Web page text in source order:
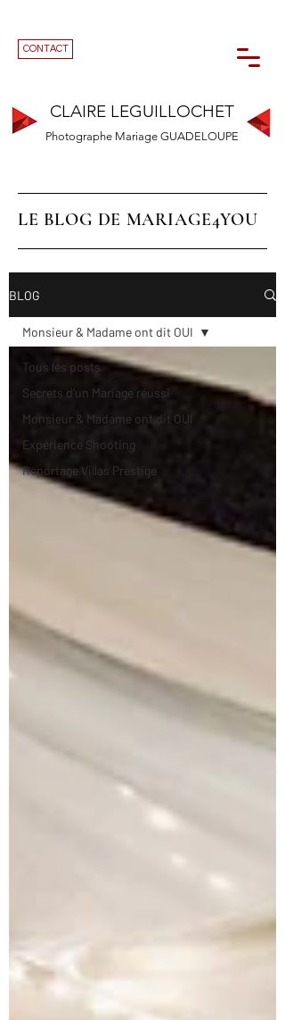
CLAIRE LEGUILLOCHET
Photographe Mariage GUADELOUPE
CONTACT
LE BLOG DE MARIAGE4YOU
BLOG
Tous les posts
Secrets d'un Mariage réussi
Monsieur & Madame ont dit OUI
Expérience Shooting
Reportage Villas Prestige
Monsieur & Madame ont dit OUI